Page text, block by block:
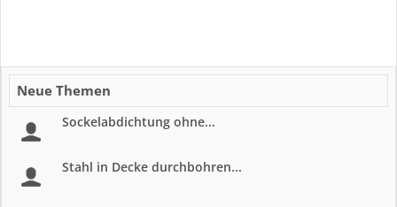
Neue Themen
Sockelabdichtung ohne...
Stahl in Decke durchbohren...